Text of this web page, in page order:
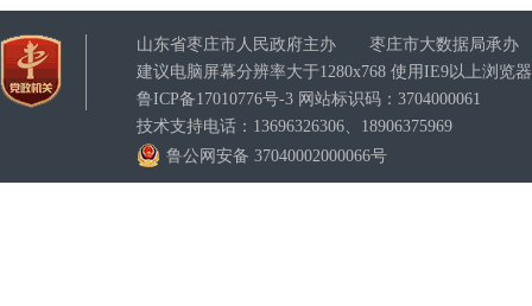
山东省枣庄市人民政府主办 枣庄市大数据局承办
建议电脑屏幕分辨率大于1280x768 使用IE9以上浏览
鲁ICP备17010776号-3 网站标识码：3704000061
技术支持电话：13696326306、18906375969
鲁公网安备 37040002000066号